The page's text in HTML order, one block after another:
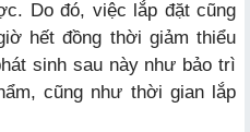
Do đó, việc lắp đặt cũng
hết đồng thời giảm thiểu
sinh sau này như bảo trì
cũng như thời gian lắp